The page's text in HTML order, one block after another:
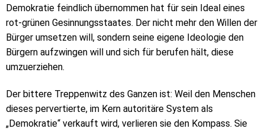
Demokratie feindlich übernommen hat für sein Ideal eines
rot-grünen Gesinnungsstaates. Der nicht mehr den Willen der
Bürger umsetzen will, sondern seine eigene Ideologie den
Bürgern aufzwingen will und sich für berufen hält, diese
umzuerziehen.
Der bittere Treppenwitz des Ganzen ist: Weil den Menschen
dieses pervertierte, im Kern autoritäre System als
„Demokratie“ verkauft wird, verlieren sie den Kompass. Sie